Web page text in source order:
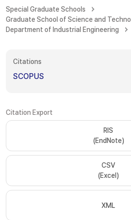
Special Graduate Schools
Graduate School of Science and
Department of Industrial Engineering
Citations
SCOPUS
Citation Export
RIS
(EndNote)
CSV
(Excel)
XML